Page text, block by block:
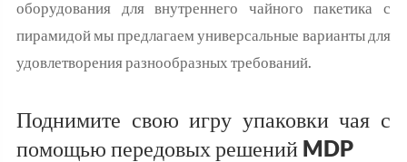
оборудования для внутреннего чайного пакетика с
пирамидой мы предлагаем универсальные варианты для
удовлетворения разнообразных требований.
Поднимите свою игру упаковки чая с
помощью передовых решений MDP